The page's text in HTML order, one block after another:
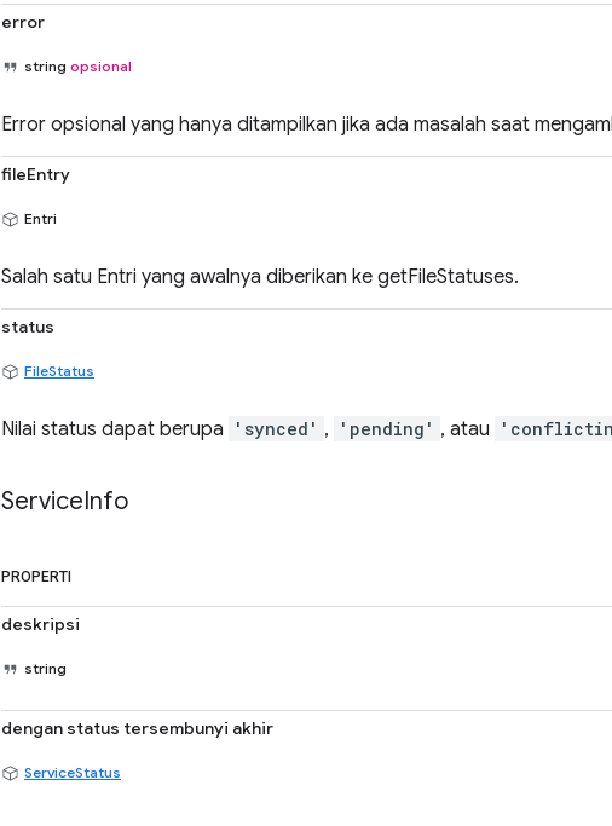
error
string opsional
Error opsional yang hanya ditampilkan jika ada masalah saat
fileEntry
Entri
Salah satu Entri yang awalnya diberikan ke getFileStatuses.
status
FileStatus
Nilai status dapat berupa 'synced' , 'pending' , atau
ServiceInfo
PROPERTI
deskripsi
string
dengan status tersembunyi akhir
ServiceStatus